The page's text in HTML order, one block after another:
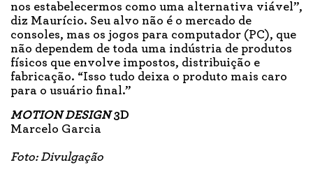
nos estabelecermos como uma alternativa viável”,
diz Maurício. Seu alvo não é o mercado de
consoles, mas os jogos para computador (PC), que
não dependem de toda uma indústria de produtos
físicos que envolve impostos, distribuição e
fabricação. “Isso tudo deixa o produto mais caro
para o usuário final.”
MOTION DESIGN3D
Marcelo Garcia
Foto: Divulgação